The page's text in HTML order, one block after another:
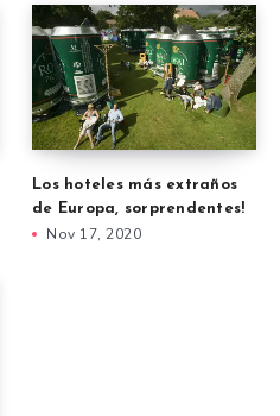
Los hoteles más extraños
de Europa, sorprendentes!
Nov 17, 2020